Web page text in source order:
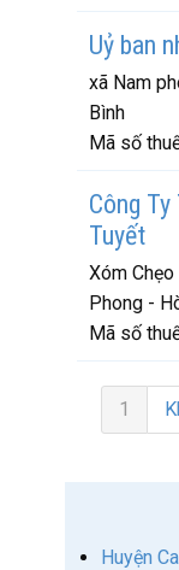
Uỷ ban
xã Nam
Bình
Mã số
Công
Tuyết
Xóm
Phong -
Mã số
1
Huyện